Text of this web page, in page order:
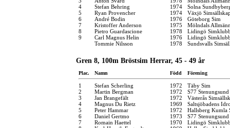
4
Stefan Behring 1974
Solna
5
Ryan Provencher 1974
Växjö
6
André Bodin 1976
Göteborg Sim
7
Kristoffer Anderson 1975
Mölndals
8
Pietro Guardascione 1978
Lidingö
9
Carl Magnus Helin 1976
Lidingö
Tommie Nilsson
1978 Sundsvalls
Gren 8, 100m Bröstsim Herrar, 45 - 49 år
Plac. Namn Född Förening
1 Stefan Scherling 1972
Täby Sim
2
Martin Bergman 1972
S77 Stenungsund
3
Jan Brangefält 1972
Västerås
4
Magnus Du Rietz 1969
Saltsjöbadens
5
Peter Hammar 1972
Hallsberg Kumla
6
Daniel Gertmo 1973
S77 Stenungsund
7
Romain Haettel 1970
Lidingö